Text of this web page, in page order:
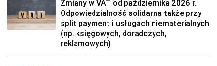
Zmiany w VAT od października 2026 r.
Odpowiedzialność solidarna także przy
split payment i usługach niematerialnych
(np. księgowych, doradczych,
reklamowych)